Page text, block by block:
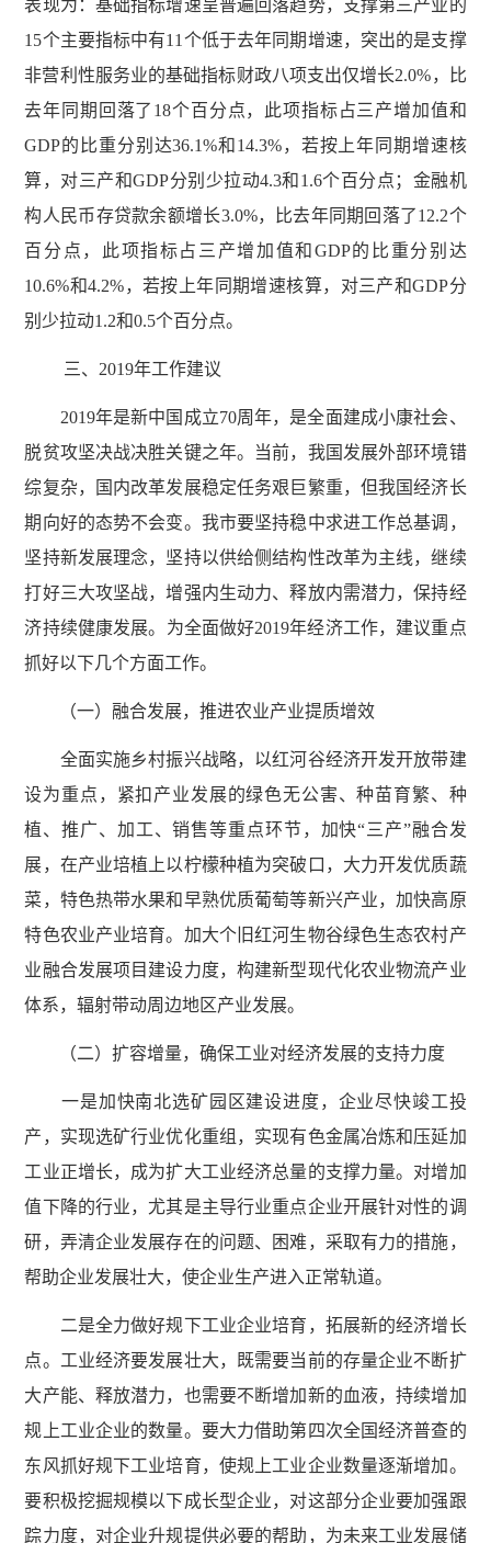
表现为：基础指标增速呈普遍回落趋势，支撑第三产业的
15个主要指标中有11个低于去年同期增速，突出的是支撑
非营利性服务业的基础指标财政八项支出仅增长2.0%，比
去年同期回落了18个百分点，此项指标占三产增加值和
GDP的比重分别达36.1%和14.3%，若按上年同期增速核
算，对三产和GDP分别少拉动4.3和1.6个百分点；金融机
构人民币存贷款余额增长3.0%，比去年同期回落了12.2个
百分点，此项指标占三产增加值和GDP的比重分别达
10.6%和4.2%，若按上年同期增速核算，对三产和GDP分
别少拉动1.2和0.5个百分点。
三、2019年工作建议
2019年是新中国成立70周年，是全面建成小康社会、
脱贫攻坚决战决胜关键之年。当前，我国发展外部环境错
综复杂，国内改革发展稳定任务艰巨繁重，但我国经济长
期向好的态势不会变。我市要坚持稳中求进工作总基调，
坚持新发展理念，坚持以供给侧结构性改革为主线，继续
打好三大攻坚战，增强内生动力、释放内需潜力，保持经
济持续健康发展。为全面做好2019年经济工作，建议重点
抓好以下几个方面工作。
（一）融合发展，推进农业产业提质增效
全面实施乡村振兴战略，以红河谷经济开发开放带建
设为重点，紧扣产业发展的绿色无公害、种苗育繁、种
植、推广、加工、销售等重点环节，加快“三产”融合发
展，在产业培植上以柠檬种植为突破口，大力开发优质蔬
菜，特色热带水果和早熟优质葡萄等新兴产业，加快高原
特色农业产业培育。加大个旧红河生物谷绿色生态农村产
业融合发展项目建设力度，构建新型现代化农业物流产业
体系，辐射带动周边地区产业发展。
（二）扩容增量，确保工业对经济发展的支持力度
一是加快南北选矿园区建设进度，企业尽快竣工投
产，实现选矿行业优化重组，实现有色金属冶炼和压延加
工业正增长，成为扩大工业经济总量的支撑力量。对增加
值下降的行业，尤其是主导行业重点企业开展针对性的调
研，弄清企业发展存在的问题、困难，采取有力的措施，
帮助企业发展壮大，使企业生产进入正常轨道。
二是全力做好规下工业企业培育，拓展新的经济增长
点。工业经济要发展壮大，既需要当前的存量企业不断扩
大产能、释放潜力，也需要不断增加新的血液，持续增加
规上工业企业的数量。要大力借助第四次全国经济普查的
东风抓好规下工业培育，使规上工业企业数量逐渐增加。
要积极挖掘规模以下成长型企业，对这部分企业要加强跟
踪力度，对企业升规提供必要的帮助，为未来工业发展储